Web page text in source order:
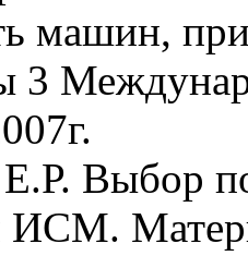
машин,
3
Выбор
ИСМ.